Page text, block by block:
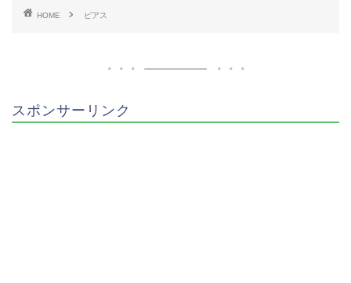
c
o
k
tt ai
HOME ピアス
スポンサーリンク